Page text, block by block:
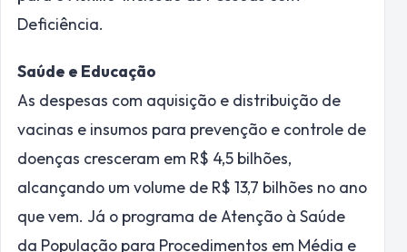
Deficiência.
Saúde e Educação
As despesas com aquisição e distribuição de
vacinas e insumos para prevenção e controle de
doenças cresceram em R$ 4,5 bilhões,
alcançando um volume de R$ 13,7 bilhões no ano
que vem. Já o programa de Atenção à Saúde
da População para Procedimentos em Média e